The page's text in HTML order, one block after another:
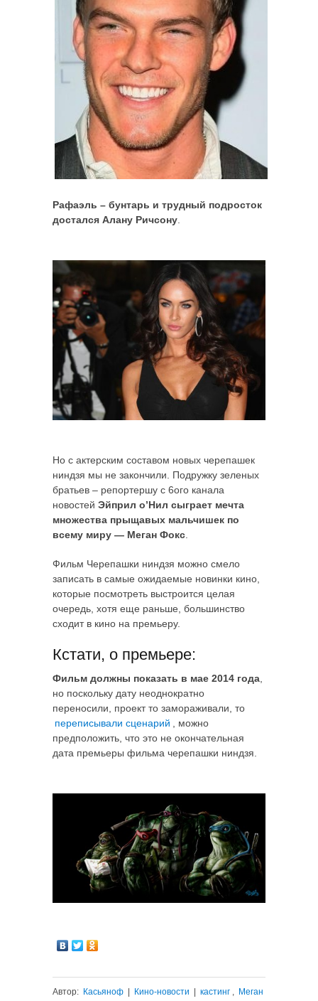
Рафаэль – бунтарь и трудный подросток
достался Алану Ричсону
Но с актерским составом новых черепашек
ниндзя мы не закончили. Подружку зеленых
братьев – репортершу с 6ого канала
новостей Эйприл о’Нил сыграет мечта
множества прыщавых мальчишек по
всему миру — Меган Фокс
Фильм Черепашки ниндзя можно смело
записать в самые ожидаемые новинки кино,
которые посмотреть выстроится целая
очередь, хотя еще раньше, большинство
сходит в кино на премьеру.
Кстати, о премьере:
Фильм должны показать в мае 2014 года
но поскольку дату неоднократно
переносили, проект то замораживали, то
переписывали сценарий
, можно
предположить, что это не окончательная
дата премьеры фильма черепашки ниндзя.
Автор: Касьяноф | Кино-новости | кастинг
Меган